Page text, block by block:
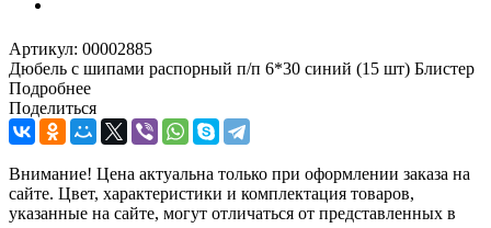
Артикул: 00002885
Дюбель с шипами распорный п/п 6*30 синий (15 шт) Блистер
Подробнее
Поделиться
Внимание! Цена актуальна только при оформлении заказа на
сайте. Цвет, характеристики и комплектация товаров,
указанные на сайте, могут отличаться от представленных в